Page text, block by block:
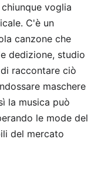
voglia
C'è un
canzone che
dedizione, studio
raccontare ciò
maschere
la musica può
le mode del
del mercato